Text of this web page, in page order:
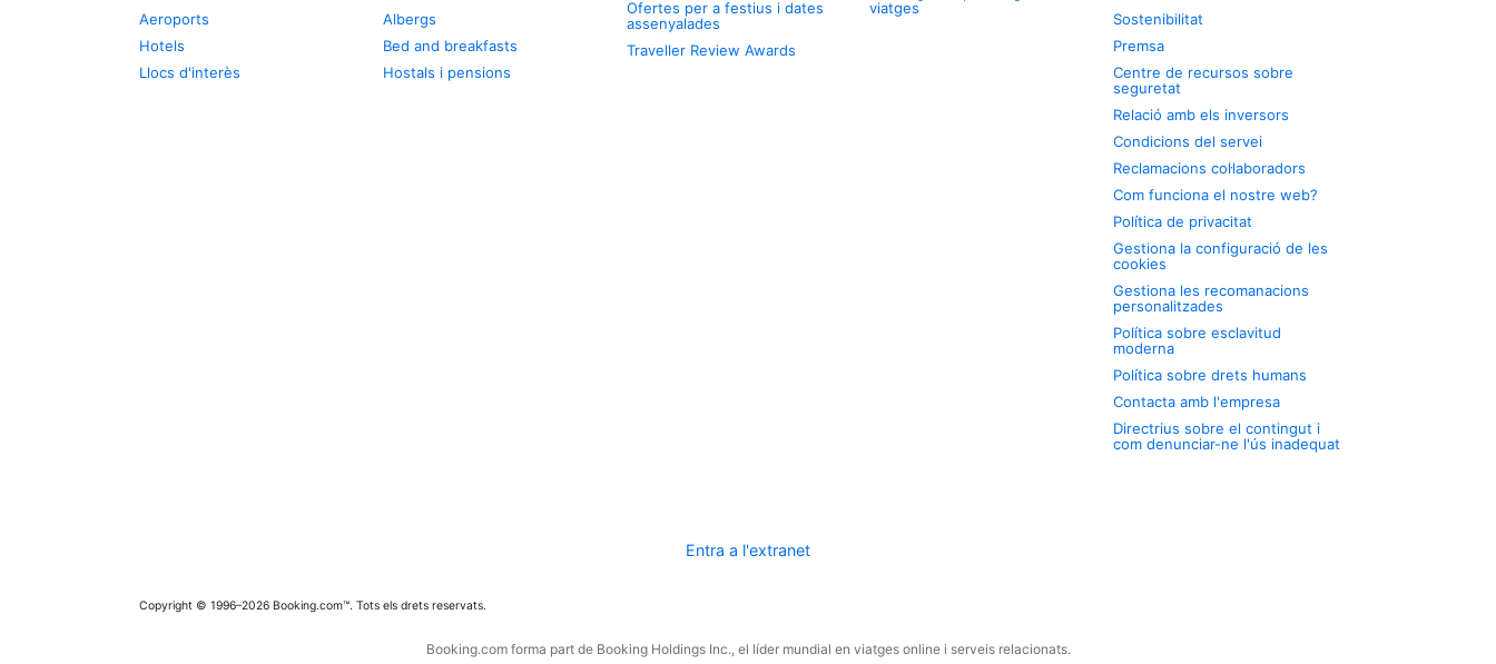
Aeroports
Hotels
Llocs d'interès
Albergs
Bed and breakfasts
Hostals i pensions
Ofertes per a festius i dates
assenyalades
Traveller Review Awards
viatges
Sostenibilitat
Premsa
Centre de recursos sobre
seguretat
Relació amb els inversors
Condicions del servei
Reclamacions col·laboradors
Com funciona el nostre web?
Política de privacitat
Gestiona la configuració de les
cookies
Gestiona les recomanacions
personalitzades
Política sobre esclavitud
moderna
Política sobre drets humans
Contacta amb l'empresa
Directrius sobre el contingut i
com denunciar-ne l'ús inadequat
Entra a l'extranet
Copyright © 1996–2026 Booking.com™. Tots els drets reservats.
Booking.com forma part de Booking Holdings Inc., el líder mundial en viatges online i serveis relacionats.